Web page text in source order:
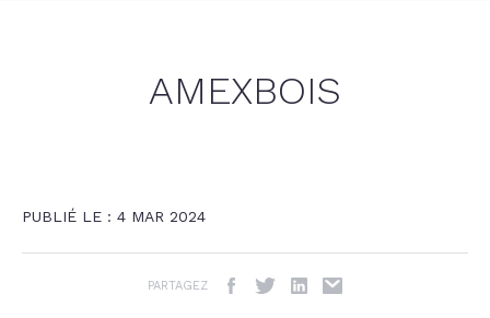
AMEXBOIS
PUBLIÉ LE : 4 MAR 2024
PARTAGEZ